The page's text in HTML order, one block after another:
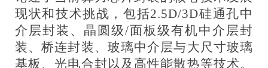
现状和技术挑战，包括2.5D/3D硅通孔中
介层封装、晶圆级/面板级有机中介层封
装、桥连封装、玻璃中介层与大尺寸玻璃
基板、光电合封以及高性能散热等技术。